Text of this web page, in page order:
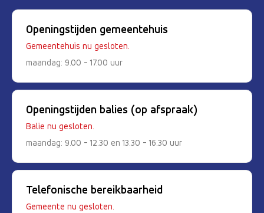
Openingstijden gemeentehuis
Gemeentehuis nu gesloten.
maandag: 9.00 - 17.00 uur
Openingstijden balies (op afspraak)
Balie nu gesloten.
maandag: 9.00 - 12.30 en 13.30 - 16.30 uur
Telefonische bereikbaarheid
Gemeente nu gesloten.